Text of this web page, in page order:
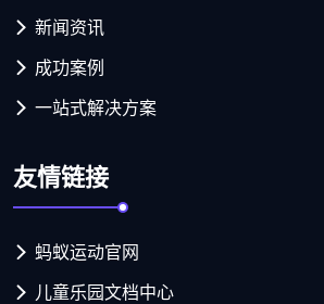
新闻资讯
成功案例
一站式解决方案
友情链接
蚂蚁运动官网
儿童乐园文档中心